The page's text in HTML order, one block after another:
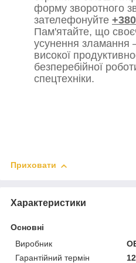
форму зворотного
зателефонуйте
Пам'ятайте, що
усунення зламання
високої
безперебійної
спецтехніки.
Приховати
Характеристики
Основні
Виробник
Гарантійний термін